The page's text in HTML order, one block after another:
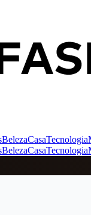
BelezaCasaTecnologia
BelezaCasaTecnologia